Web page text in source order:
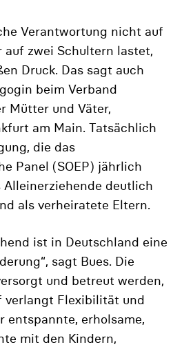
Verantwortung nicht auf
auf zwei Schultern lastet,
Druck. Das sagt auch
beim Verband
Mütter und Väter,
am Main. Tatsächlich
die das
Panel (SOEP) jährlich
deutlich
als verheiratete Eltern.
ist in Deutschland eine
sagt Bues. Die
und betreut werden,
verlangt Flexibilität und
entspannte, erholsame,
mit den Kindern,